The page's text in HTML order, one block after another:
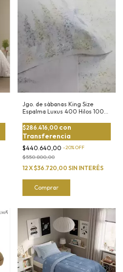
Jgo. de sábanas King Size
Espalma Luxus 400 Hilos 100%
$440.640,00 -20%OFF
$550.800,00
$286.416,00 con
Transferencia
12X$36.720,00 SIN INTERÉS
Comprar